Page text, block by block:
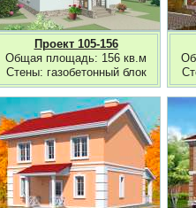
Проект 105-156
Общая площадь: 156 кв.м
Стены: газобетонный блок